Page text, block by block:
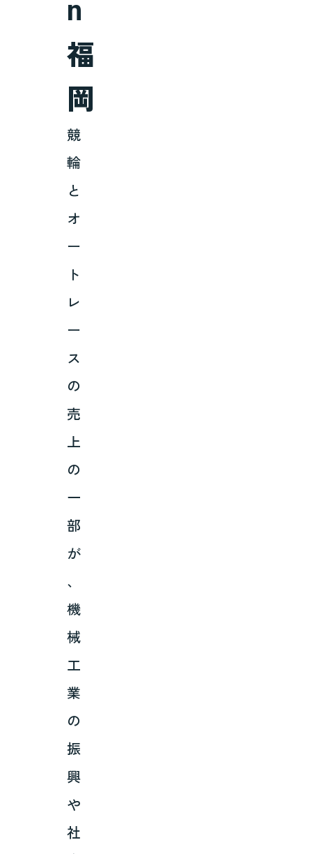
n
福
岡
競
輪
と
オ
ー
ト
レ
ー
ス
の
売
上
の
一
部
が
、
機
械
工
業
の
振
興
や
社